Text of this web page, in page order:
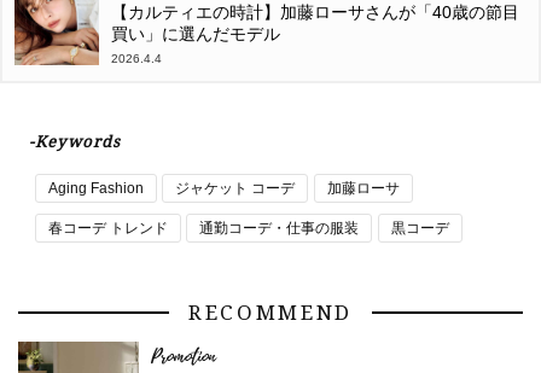
【カルティエの時計】加藤ローサさんが「40歳の節目
買い」に選んだモデル
2026.4.4
-Keywords
Aging Fashion ジャケット コーデ 加藤ローサ
春コーデ トレンド 通勤コーデ・仕事の服装 黒コーデ
RECOMMEND